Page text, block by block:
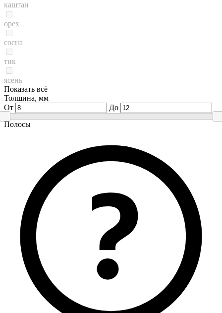
каштан
орех
сосна
тик
ясень
Показать всё
Толщина, мм
От
До
Полосы